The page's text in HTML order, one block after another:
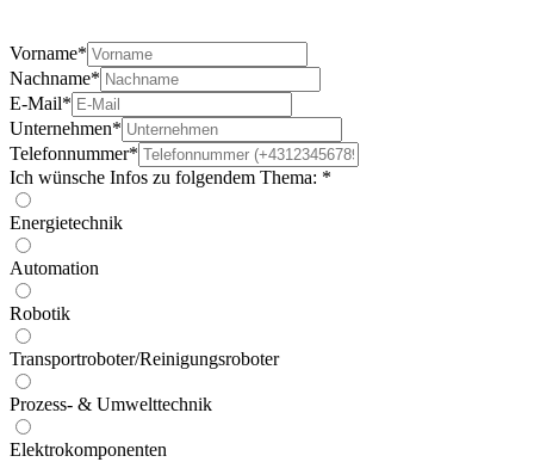
Vorname*
Nachname*
E-Mail*
Unternehmen*
Telefonnummer*
Ich wünsche Infos zu folgendem Thema: *
Energietechnik
Automation
Robotik
Transportroboter/Reinigungsroboter
Prozess- & Umwelttechnik
Elektrokomponenten